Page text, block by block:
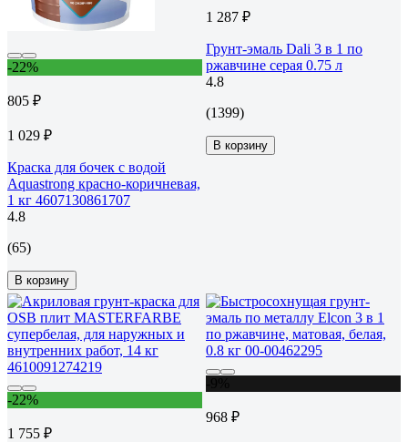
-22%
805 ₽
1 029 ₽
Краска для бочек с водой
Aquastrong красно-коричневая,
1 кг 4607130861707
4.8
(65)
В корзину
1 287 ₽
Грунт-эмаль Dali 3 в 1 по
ржавчине серая 0.75 л
4.8
(1399)
В корзину
-22%
1 755 ₽
968 ₽